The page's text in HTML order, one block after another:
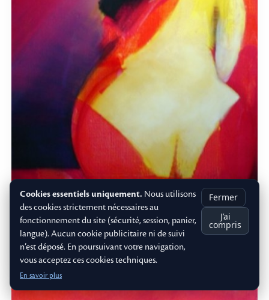
Nu Jaune n°2
moyen - 1989
Cookies essentiels uniquement. Nous utilisons
des cookies strictement nécessaires au
fonctionnement du site (sécurité, session, panier,
langue). Aucun cookie publicitaire ni de suivi
n’est déposé. En poursuivant votre navigation,
vous acceptez ces cookies techniques.
En savoir plus
Fermer
J’ai
compris